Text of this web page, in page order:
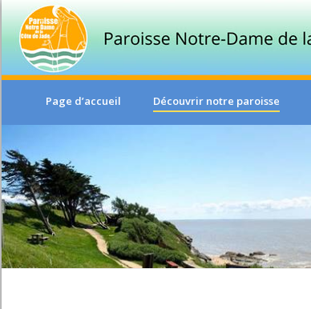
Page d’accueil Découvrir notre paroisse